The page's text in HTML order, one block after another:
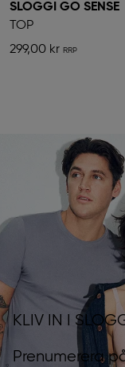
SLOGGI GO SENSE
TOP
299,00 kr
KLIV IN I
Prenumerera